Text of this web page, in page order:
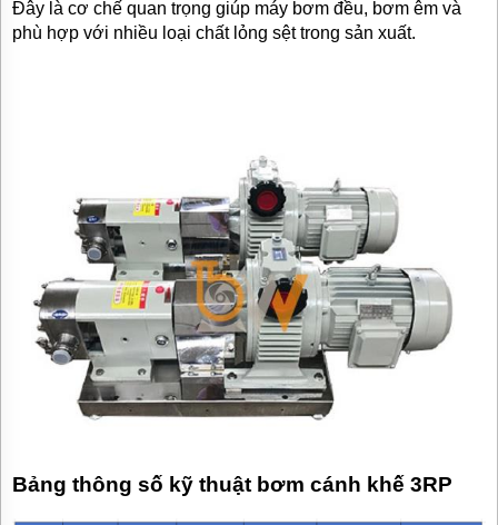
Đây là cơ chế quan trọng giúp máy bơm đều, bơm êm và
phù hợp với nhiều loại chất lỏng sệt trong sản xuất.
Bảng thông số kỹ thuật bơm cánh khế 3RP